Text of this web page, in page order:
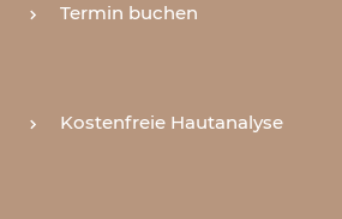
Termin buchen
Kostenfreie Hautanalyse